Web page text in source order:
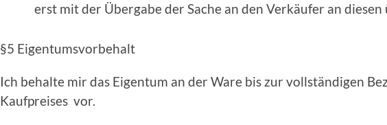
erst mit der Übergabe der Sache an den Verkäufer an diesen
§5 Eigentumsvorbehalt
Ich behalte mir das Eigentum an der Ware bis zur vollständigen
Kaufpreises vor.